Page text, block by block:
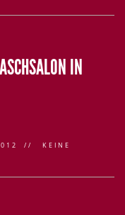
IN
KEINE